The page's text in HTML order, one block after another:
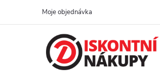
Moje objednávka